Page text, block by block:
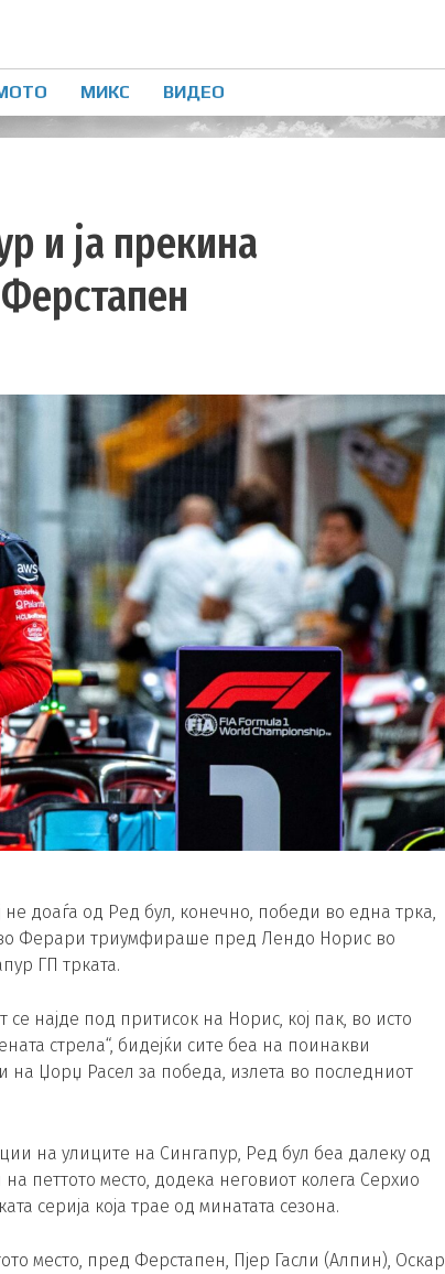
МИКС ВИДЕО
и ја прекина
доаѓа од Ред бул, конечно, победи во една трка,
Ферари триумфираше пред Лендо Норис во
ГП трката.
се најде под притисок на Норис, кој пак, во исто
стрела“, бидејќи сите беа на поинакви
на Џорџ Расел за победа, излета во последниот
на улиците на Сингапур, Ред бул беа далеку од
петтото место, додека неговиот колега Серхио
серија која трае од минатата сезона.
место, пред Ферстапен, Пјер Гасли (Алпин), Оскар